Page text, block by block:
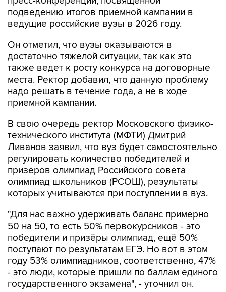
ведущие российские вузы в 2026 году.
Он отметил, что вузы оказываются в
также ведет к росту конкурса на договорные
места. Ректор добавил, что данную проблему
надо решать в течение года, а не в ходе
приемной кампании.
В свою очередь ректор Московского физико-
Ливанов заявил, что вуз будет самостоятельно
регулировать количество победителей и
призёров олимпиад Российского совета
олимпиад школьников (РСОШ), результаты
которых учитываются при поступлении в вуз.
"Для нас важно удерживать баланс примерно
победители и призёры олимпиад, ещё 50%
поступают по результатам ЕГЭ. Но вот в этом
году 53% олимпиадников, соответственно, 47%
- это люди, которые пришли по баллам единого
государственного экзамена", - уточнил он.
МГИМО Анатолий Торкунов